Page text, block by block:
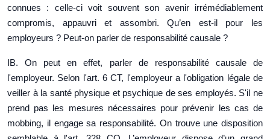
connues : celle-ci voit souvent son avenir irrémédiablement
compromis, appauvri et assombri. Qu’en est-il pour les
employeurs ? Peut-on parler de responsabilité causale ?
IB. On peut en effet, parler de responsabilité causale de
l'employeur. Selon l'art. 6 CT, l'employeur a l'obligation légale de
veiller à la santé physique et psychique de ses employés. S'il ne
prend pas les mesures nécessaires pour prévenir les cas de
mobbing, il engage sa responsabilité. On trouve une disposition